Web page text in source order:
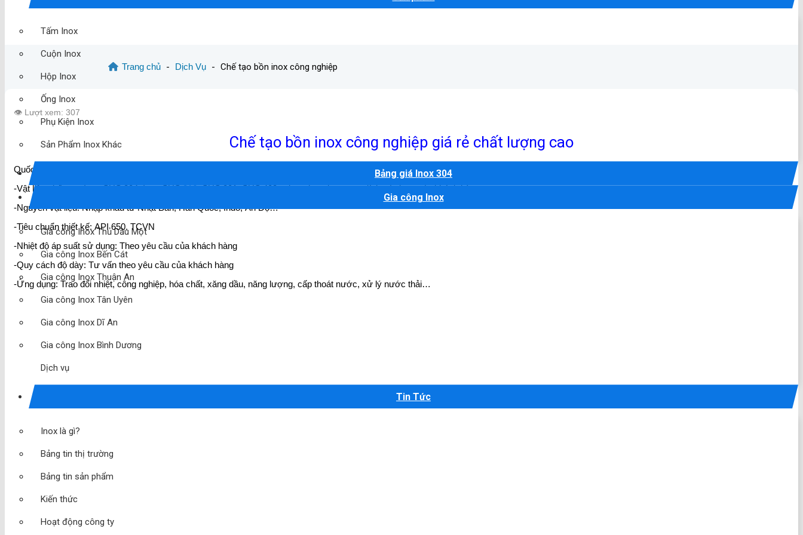
Tấm Inox
Cuộn Inox
Hộp Inox
Ống Inox
Phụ Kiện Inox
Sản Phẩm Inox Khác
Bảng giá Inox 304
Gia công Inox
Gia công Inox Thủ Dầu Một
Gia công Inox Bến Cát
Gia công Inox Thuận An
Gia công Inox Tân Uyên
Gia công Inox Dĩ An
Gia công Inox Bình Dương
Dịch vụ
Tin Tức
Inox là gì?
Bảng tin thị trường
Bảng tin sản phẩm
Kiến thức
Hoạt động công ty
Trang chủ - Dịch Vụ - Chế tạo bồn inox công nghiệp
👁️ Lượt xem: 307
Chế tạo bồn inox công nghiệp giá rẻ chất lượng cao
Quốc Tế Tứ Minh chuyên nhận gia công,sản xuất chế tạo bồn
công nghiệp giá rẻ, vận chuyển giao hàng và lắp đặt tận nơi theo yêu cầu của khách hàng.
-Vật liệu chế tạo: Inox SUS 304, Inox SUS316, SUS 201, SUS 403… lựa chọn theo mục đích sử dụng của khách hàng
-Nguyên vật liệu: Nhập khẩu từ Nhật Bản, Hàn Quốc, Indo, Ấn Độ…
-Tiêu chuẩn thiết kế: API 650, TCVN
-Nhiệt độ áp suất sử dụng: Theo yêu cầu của khách hàng
-Quy cách độ dày: Tư vấn theo yêu cầu của khách hàng
-Ứng dụng: Trao đổi nhiệt, công nghiệp, hóa chất, xăng dầu, năng lượng, cấp thoát nước, xử lý nước thải…